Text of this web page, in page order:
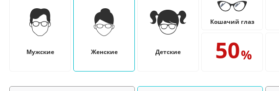
Мужские Женские Детские
Кошачий глаз